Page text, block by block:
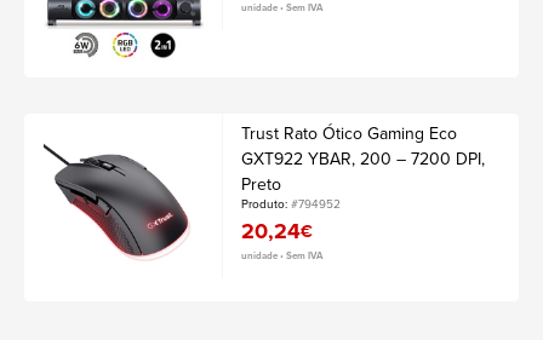
unidade • Sem IVA
Trust Rato Ótico Gaming Eco
GXT922 YBAR, 200 – 7200 DPI,
Preto
Produto:#794952
20,24€
unidade • Sem IVA